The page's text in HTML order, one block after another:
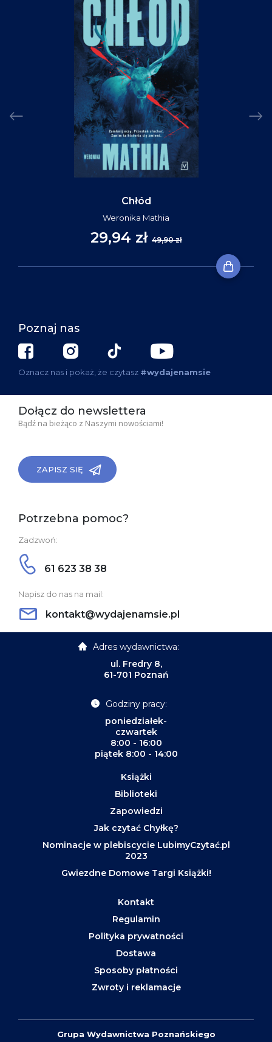
Chłód
Weronika Mathia
29,94 zł 49,90 zł
Poznaj nas
Oznacz nas i pokaż, że czytasz #wydajenamsie
Dołącz do newslettera
Bądź na bieżąco z Naszymi nowościami!
ZAPISZ SIĘ
Potrzebna pomoc?
Zadzwoń:
61 623 38 38
Napisz do nas na mail:
kontakt@wydajenamsie.pl
Adres wydawnictwa:
ul. Fredry 8,
61-701 Poznań
Godziny pracy:
poniedziałek-
czwartek
8:00 - 16:00
piątek 8:00 - 14:00
Książki
Biblioteki
Zapowiedzi
Jak czytać Chyłkę?
Nominacje w plebiscycie LubimyCzytać.pl
2023
Gwiezdne Domowe Targi Książki!
Kontakt
Regulamin
Polityka prywatności
Dostawa
Sposoby płatności
Zwroty i reklamacje
Grupa Wydawnictwa Poznańskiego